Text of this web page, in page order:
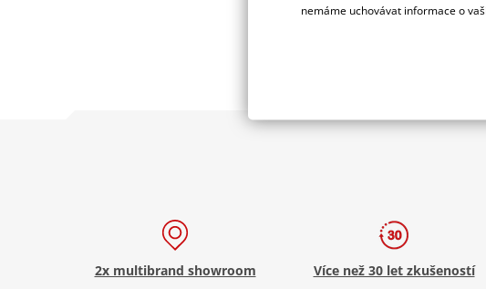
2x multibrand showroom Více než 30 let zkušeností
nemáme uchovávat informace o